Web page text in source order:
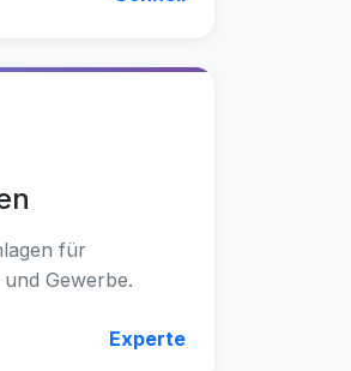
für
Gewerbe.
Experte